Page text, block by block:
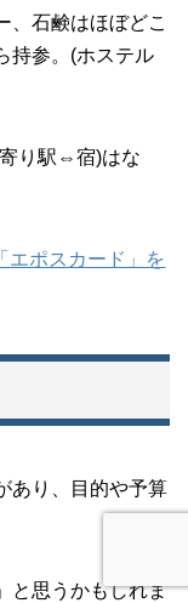
、石鹸はほぼどこ
持参。(ホステル
り駅⇔宿)はな
エポスカード」を
あり、目的や予算
と思うかもしれま